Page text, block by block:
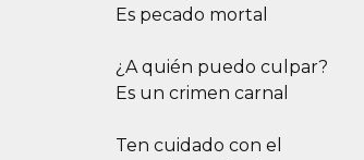
Es pecado mortal
¿A quién puedo culpar?
Es un crimen carnal
Ten cuidado con el